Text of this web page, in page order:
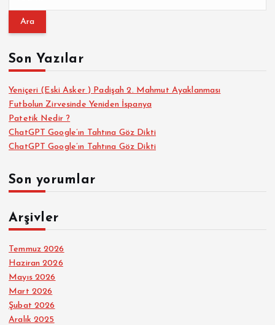
m
:Son Yazılar
Yeniçeri (Eski Asker ) Padişah 2. Mahmut Ayaklanması
Futbolun Zirvesinde Yeniden İspanya
Patetik Nedir ?
ChatGPT Google’ın Tahtına Göz Dikti
ChatGPT Google’ın Tahtına Göz Dikti
Son yorumlar
Arşivler
Temmuz 2026
Haziran 2026
Mayıs 2026
Mart 2026
Şubat 2026
Aralık 2025